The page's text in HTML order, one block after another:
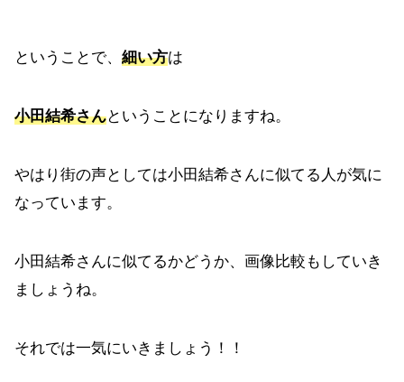
ということで、 細い方は
小田結希さんということになりますね。
やはり街の声としては小田結希さんに似てる人が気に
なっています。
小田結希さんに似てるかどうか、画像比較もしていき
ましょうね。
それでは一気にいきましょう！！